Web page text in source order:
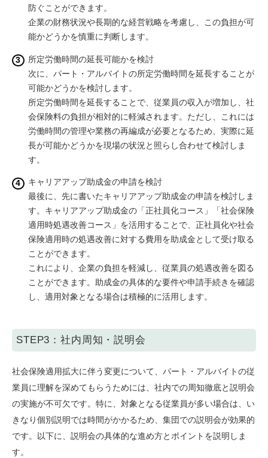
防ぐことができます。
企業の財務状況や長期的な経営戦略を考慮し、この負担が可
能かどうかを慎重に判断します。
所定労働時間の延長可能かを検討
次に、パート・アルバイトの所定労働時間を延長することが
可能かどうかを検討します。
所定労働時間を延長することで、従業員の収入が増加し、社
会保険料の負担が相対的に軽減されます。ただし、これには
労働時間の管理や業務の再編成が必要となるため、実際に延
長が可能かどうかを現場の状況と照らし合わせて検討しま
す。
キャリアアップ助成金の申請を検討
最後に、先に書いたキャリアアップ助成金の申請を検討しま
す。キャリアアップ助成金の「正社員化コース」「社会保険
適用時処遇改善コース」を活用することで、正社員化や社会
保険適用時の処遇改善に対する費用を助成金として受け取る
ことができます。
これにより、企業の負担を軽減し、従業員の処遇改善を図る
ことができます。助成金の具体的な要件や申請手続きを確認
し、適用対象となる場合は積極的に活用します。
STEP3：社内周知・説明会
社会保険適用拡大に伴う変更について、パート・アルバイトの従
業員に理解を深めてもらうためには、社内での周知徹底と説明会
の実施が不可欠です。特に、対象となる従業員が多い場合は、い
きなり個別説明では時間がかかるため、集団での説明会が効果的
です。以下に、説明会の具体的な進め方とポイントを説明しま
す。